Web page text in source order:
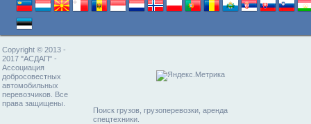
Copyright © 2013 -
2017 "АСДАП" -
Ассоциация
добросовестных
автомобильных
перевозчиков. Все
права защищены.
Поиск грузов, грузоперевозки, аренда
спецтехники.